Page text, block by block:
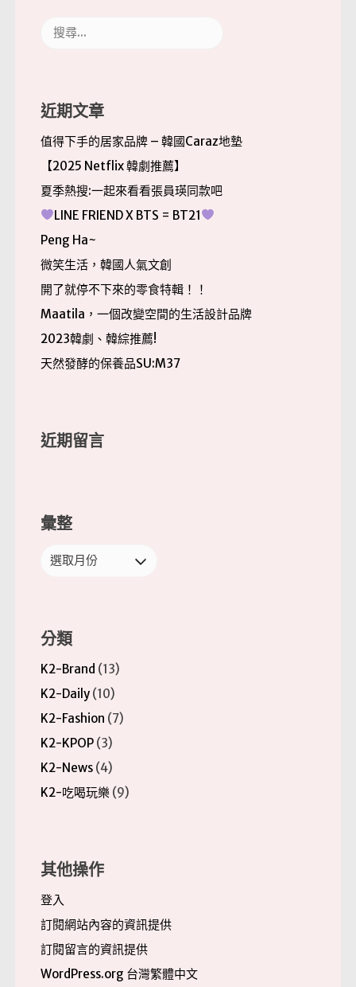
字:
近期文章
值得下手的居家品牌 – 韓國Caraz地墊
【2025 Netflix 韓劇推薦】
夏季熱搜:一起來看看張員瑛同款吧
LINE FRIEND X BTS = BT21
Peng Ha~
微笑生活，韓國人氣文創
開了就停不下來的零食特輯！！
Maatila，一個改變空間的生活設計品牌
2023韓劇、韓綜推薦!
天然發酵的保養品SU:M37
近期留言
彙整
彙
分類
K2-Brand (13)
K2-Daily(10)
K2-Fashion (7)
K2-KPOP(3)
K2-News(4)
K2-吃喝玩樂(9)
其他操作
登入
訂閱網站內容的資訊提供
訂閱留言的資訊提供
WordPress.org 台灣繁體中文